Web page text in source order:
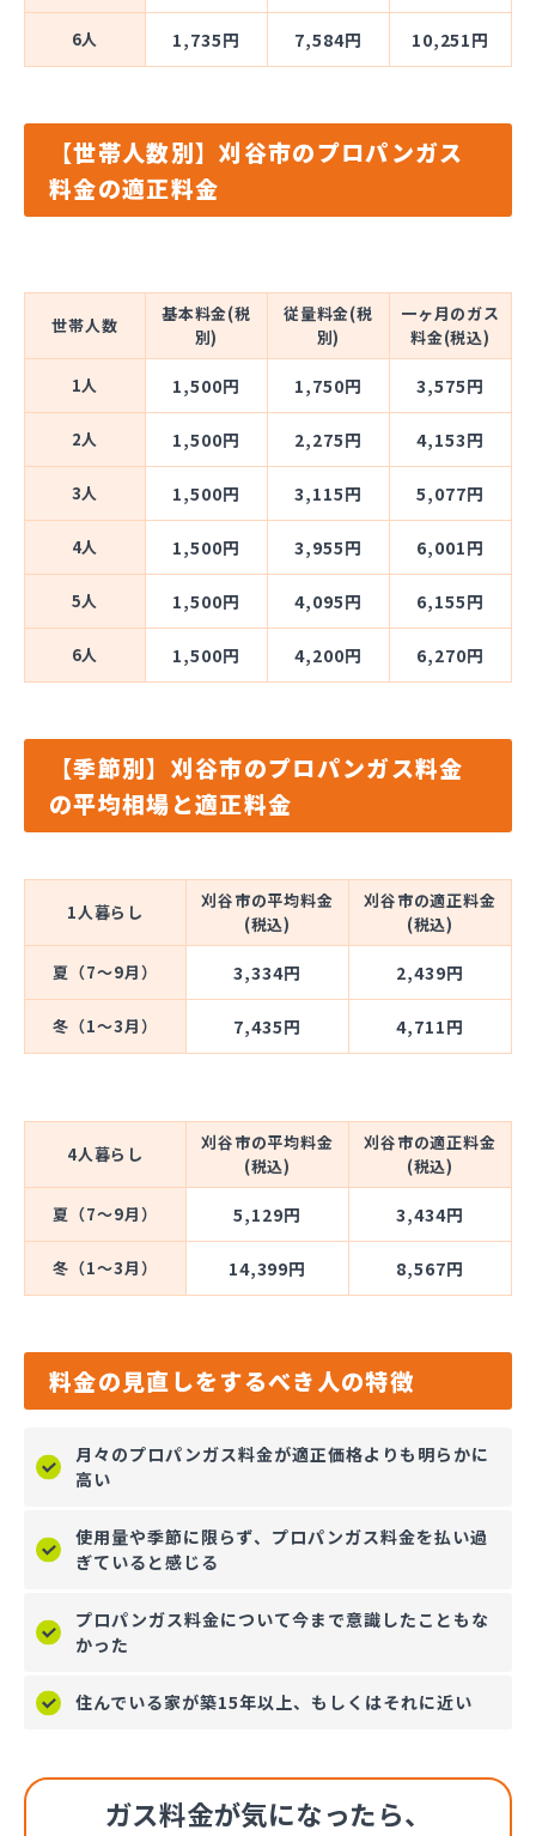
6人 1,735円 7,584円 10,251円
【世帯人数別】刈谷市のプロパンガス
料金の適正料金
世帯人数
基本料金(税
別)
従量料金(税
別)
一ヶ月のガス
料金(税込)
1人 1,500円 1,750円 3,575円
2人 1,500円 2,275円 4,153円
3人 1,500円 3,115円 5,077円
4人 1,500円 3,955円 6,001円
5人 1,500円 4,095円 6,155円
6人 1,500円 4,200円 6,270円
【季節別】刈谷市のプロパンガス料金
の平均相場と適正料金
1人暮らし
刈谷市の平均料金
(税込)
刈谷市の適正料金
(税込)
夏（7～9月） 3,334円 2,439円
冬（1～3月） 7,435円 4,711円
4人暮らし
刈谷市の平均料金
(税込)
刈谷市の適正料金
(税込)
夏（7～9月） 5,129円 3,434円
冬（1～3月） 14,399円 8,567円
料金の見直しをするべき人の特徴
月々のプロパンガス料金が適正価格よりも明らかに
高い
使用量や季節に限らず、プロパンガス料金を払い過
ぎていると感じる
プロパンガス料金について今まで意識したこともな
かった
住んでいる家が築15年以上、もしくはそれに近い
ガス料金が気になったら、